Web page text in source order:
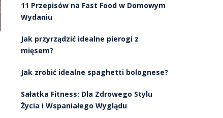
11 Przepisów na Fast Food w Domowym
Wydaniu
Jak przyrządzić idealne pierogi z
mięsem?
Jak zrobić idealne spaghetti bolognese?
Sałatka Fitness: Dla Zdrowego Stylu
Życia i Wspaniałego Wyglądu